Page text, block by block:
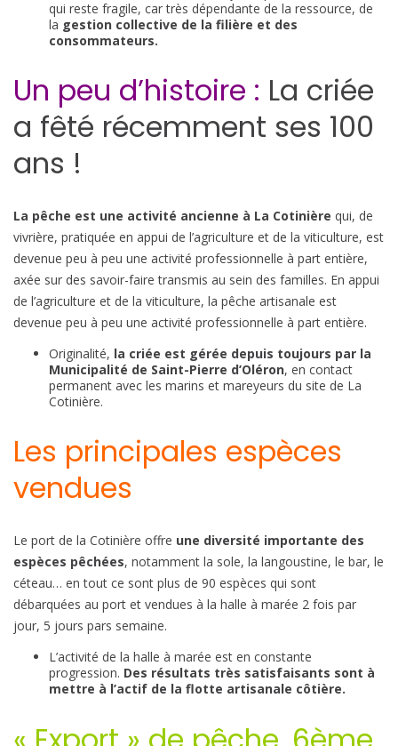
qui reste fragile, car très dépendante de la ressource, de
la gestion collective de la filière et des
consommateurs.
Un peu d’histoire : La criée
a fêté récemment ses 100
ans !
La pêche est une activité ancienne à La Cotinière qui, de
vivrière, pratiquée en appui de l’agriculture et de la viticulture, est
devenue peu à peu une activité professionnelle à part entière,
axée sur des savoir-faire transmis au sein des familles. En appui
de l’agriculture et de la viticulture, la pêche artisanale est
devenue peu à peu une activité professionnelle à part entière.
Originalité, la criée est gérée depuis toujours par la
Municipalité de Saint-Pierre d’Oléron, en contact
permanent avec les marins et mareyeurs du site de La
Cotinière.
Les principales espèces
vendues
Le port de la Cotinière offre une diversité importante des
espèces pêchées, notamment la sole, la langoustine, le bar, le
céteau… en tout ce sont plus de 90 espèces qui sont
débarquées au port et vendues à la halle à marée 2 fois par
jour, 5 jours pars semaine.
L’activité de la halle à marée est en constante
progression. Des résultats très satisfaisants sont à
mettre à l’actif de la flotte artisanale côtière.